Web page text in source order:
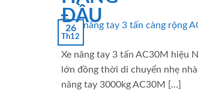
26
Th12
Xe nâng tay 3 tấn AC30M hiệu
lớn đồng thời di chuyển nhẹ
nâng tay 3000kg AC30M […]